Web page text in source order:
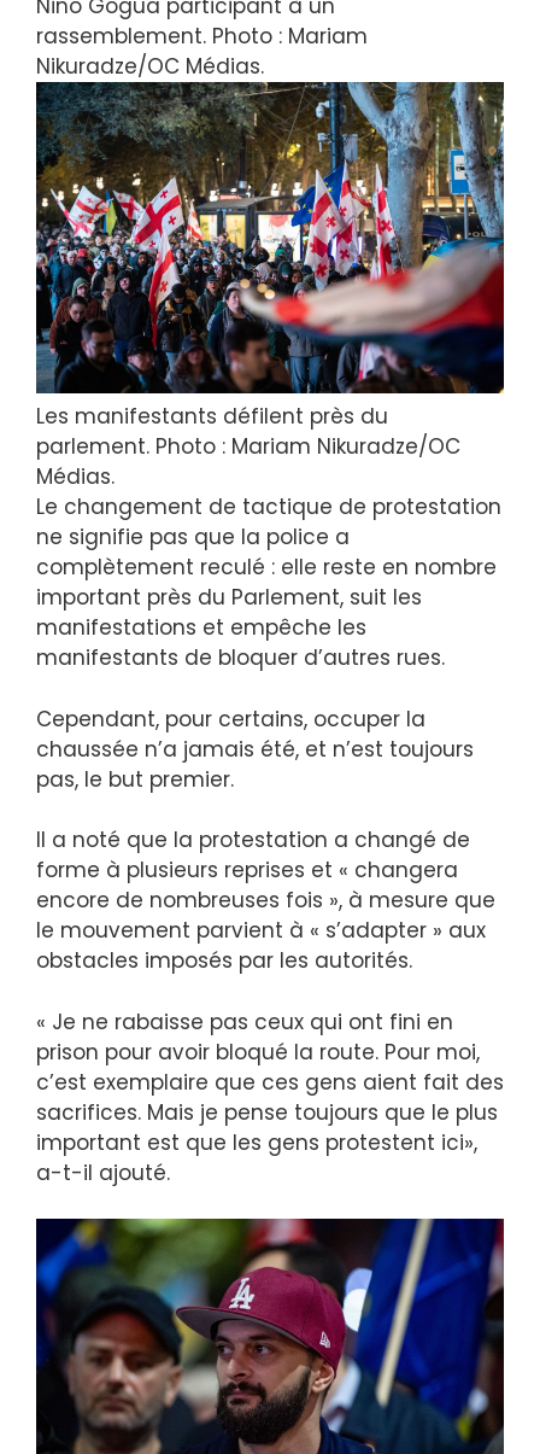
rassemblement. Photo : Mariam
Nikuradze/OC Médias.
Les manifestants défilent près du
parlement. Photo : Mariam Nikuradze/OC
Médias.
Le changement de tactique de protestation
ne signifie pas que la police a
complètement reculé : elle reste en nombre
important près du Parlement, suit les
manifestations et empêche les
manifestants de bloquer d’autres rues.
Cependant, pour certains, occuper la
chaussée n’a jamais été, et n’est toujours
pas, le but premier.
Il a noté que la protestation a changé de
forme à plusieurs reprises et « changera
encore de nombreuses fois », à mesure que
le mouvement parvient à « s’adapter » aux
obstacles imposés par les autorités.
« Je ne rabaisse pas ceux qui ont fini en
prison pour avoir bloqué la route. Pour moi,
c’est exemplaire que ces gens aient fait des
sacrifices. Mais je pense toujours que le plus
important est que les gens protestent ici»,
a-t-il ajouté.